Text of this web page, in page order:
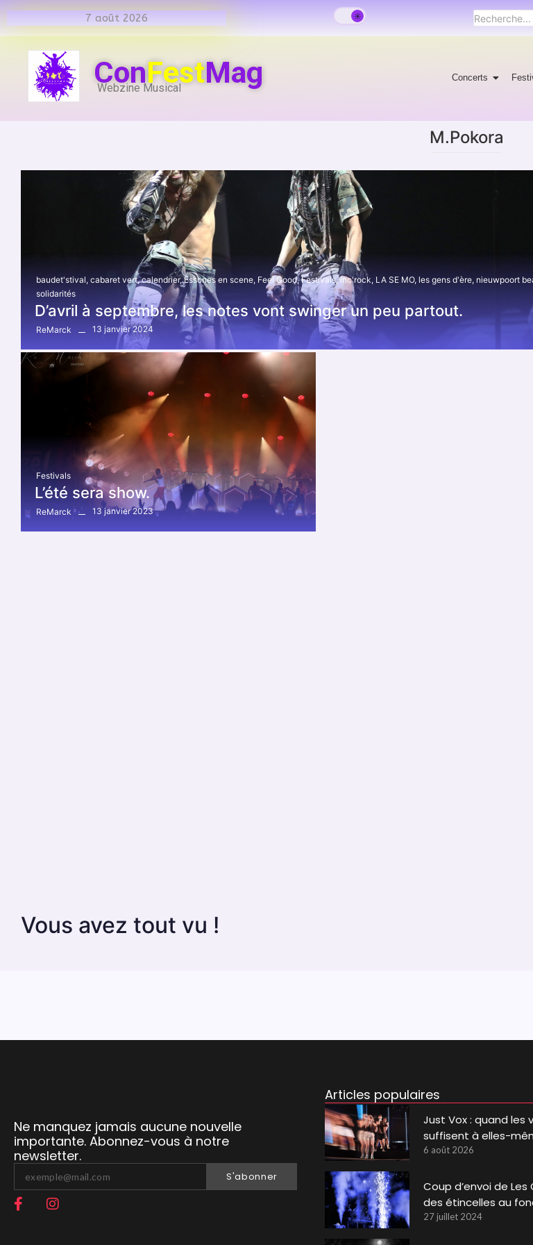
7 août 2026
ConFestMag
Webzine Musical
Concerts
M.Pokora
baudet'stival, cabaret vert, calendrier, Essones en scene, Feel Good, Festivals, inc'rock, LA SE MO, les gens d'ère, nieuwpoort
solidarités
D’avril à septembre, les notes vont swinger un peu partout.
ReMarck 13 janvier 2024
Festivals
L’été sera show.
ReMarck 13 janvier 2023
Vous avez tout vu !
Ne manquez jamais aucune nouvelle
importante. Abonnez-vous à notre
newsletter.
S'abonner
Articles populaires
Just Vox : quand les
suffisent à elles-
6 août 2026
Coup d’envoi de Les
des étincelles au
27 juillet 2024